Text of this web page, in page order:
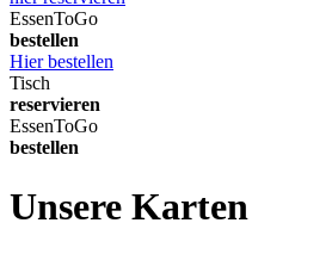
EssenToGo
bestellen
Hier bestellen
Tisch
reservieren
EssenToGo
bestellen
Unsere Karten